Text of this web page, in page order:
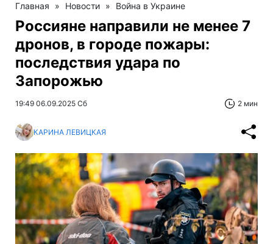
Главная » Новости » Война в Украине
Россияне направили не менее 7
дронов, в городе пожары:
последствия удара по
Запорожью
19:49 06.09.2025 Сб 2 мин
КАРИНА ЛЕВИЦКАЯ